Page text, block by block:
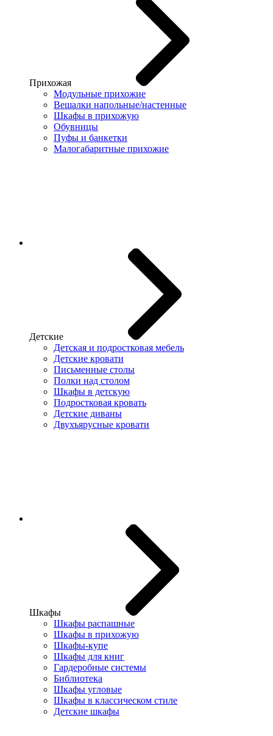
Прихожая
Модульные прихожие
Вешалки напольные/настенные
Шкафы в прихожую
Обувницы
Пуфы и банкетки
Малогабаритные прихожие
Детские
Детская и подростковая мебель
Детские кровати
Письменные столы
Полки над столом
Шкафы в детскую
Подростковая кровать
Детские диваны
Двухъярусные кровати
Шкафы
Шкафы распашные
Шкафы в прихожую
Шкафы-купе
Шкафы для книг
Гардеробные системы
Библиотека
Шкафы угловые
Шкафы в классическом стиле
Детские шкафы